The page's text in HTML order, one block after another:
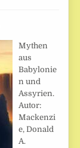
Mythen
aus
Babylonie
n und
Assyrien.
Autor:
Mackenzi
e, Donald
A.